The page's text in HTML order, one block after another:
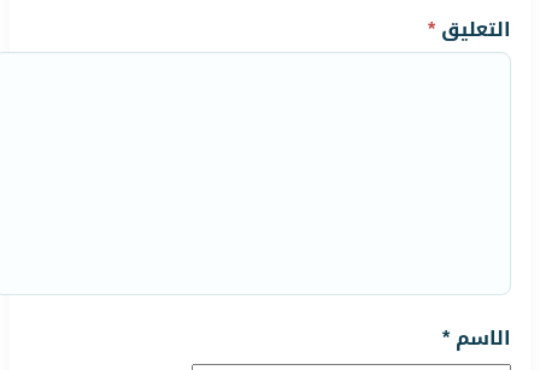
التعليق*
الاسم*